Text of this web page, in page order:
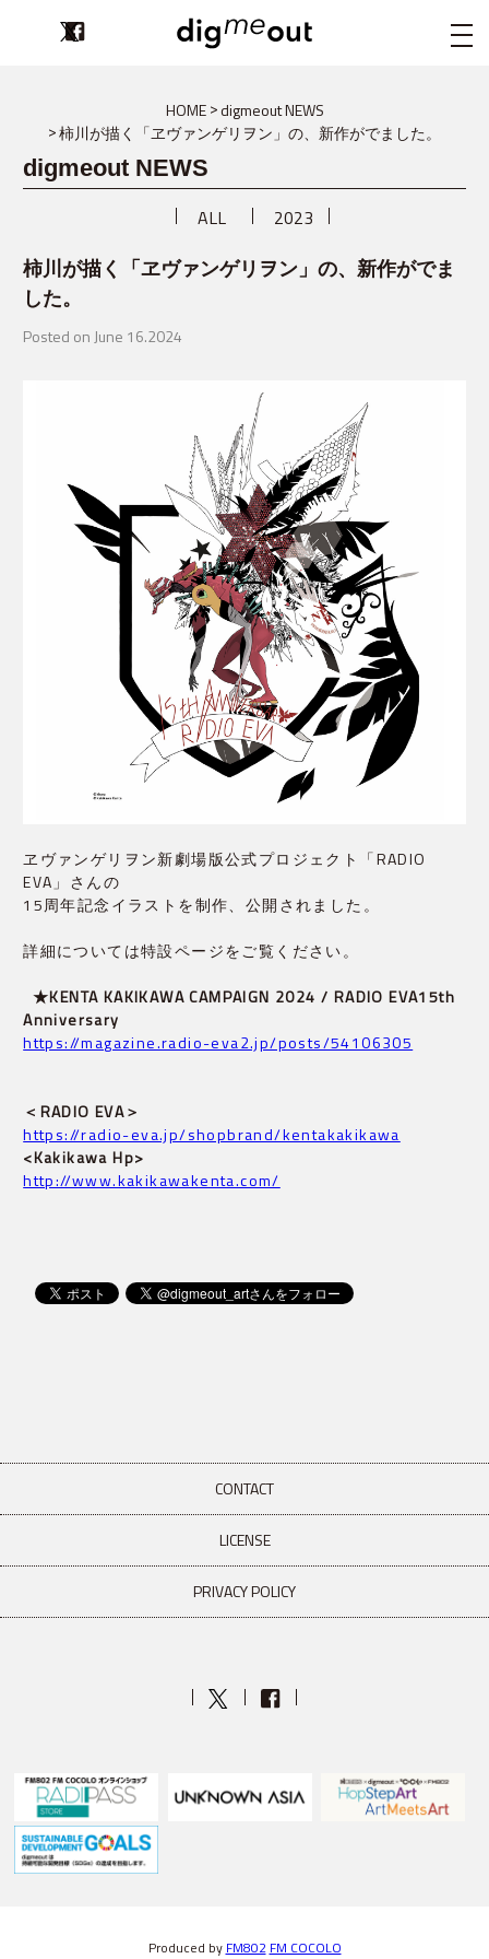
digmeout
HOME
digmeout NEWS
柿川が描く「ヱヴァンゲリヲン」の、新作がでました。
digmeout NEWS
ALL 2023
柿川が描く「ヱヴァンゲリヲン」の、新作がでま
した。
Posted on June 16.2024
ヱヴァンゲリヲン新劇場版公式プロジェクト「RADIO
EVA」さんの
15周年記念イラストを制作、公開されました。
詳細については特設ページをご覧ください。
★KENTA KAKIKAWA CAMPAIGN 2024 / RADIO EVA15th
Anniversary
https://magazine.radio-eva2.jp/posts/54106305
＜RADIO EVA＞
https://radio-eva.jp/shopbrand/kentakakikawa
<Kakikawa Hp>
http://www.kakikawakenta.com/
CONTACT
LICENSE
PRIVACY POLICY
Produced by FM802 FM COCOLO